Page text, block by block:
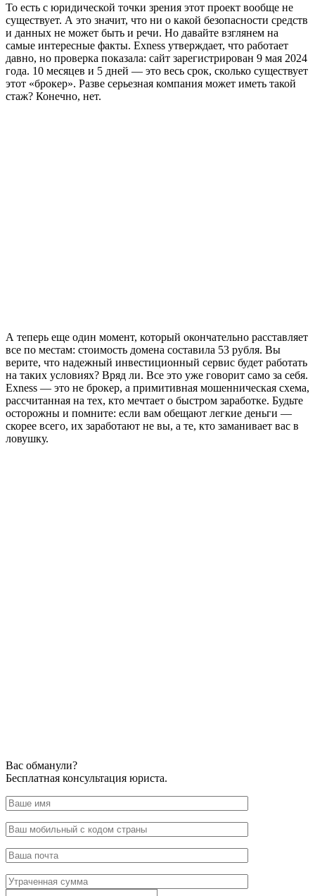
То есть с юридической точки зрения этот проект вообще не
существует. А это значит, что ни о какой безопасности средств
и данных не может быть и речи. Но давайте взглянем на
самые интересные факты. Exness утверждает, что работает
давно, но проверка показала: сайт зарегистрирован 9 мая 2024
года. 10 месяцев и 5 дней — это весь срок, сколько существует
этот «брокер». Разве серьезная компания может иметь такой
стаж? Конечно, нет.
А теперь еще один момент, который окончательно расставляет
все по местам: стоимость домена составила 53 рубля. Вы
верите, что надежный инвестиционный сервис будет работать
на таких условиях? Вряд ли. Все это уже говорит само за себя.
Exness — это не брокер, а примитивная мошенническая схема,
рассчитанная на тех, кто мечтает о быстром заработке. Будьте
осторожны и помните: если вам обещают легкие деньги —
скорее всего, их заработают не вы, а те, кто заманивает вас в
ловушку.
Вас обманули?
Бесплатная консультация юриста.